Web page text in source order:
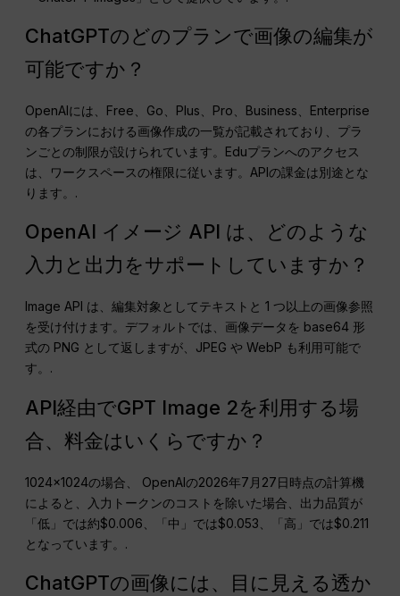
ChatGPTのどのプランで画像の編集が
可能ですか？
OpenAIには、Free、Go、Plus、Pro、Business、Enterprise
の各プランにおける画像作成の一覧が記載されており、プラ
ンごとの制限が設けられています。Eduプランへのアクセス
は、ワークスペースの権限に従います。APIの課金は別途とな
ります。.
OpenAI イメージ API は、どのような
入力と出力をサポートしていますか？
Image API は、編集対象としてテキストと 1 つ以上の画像参照
を受け付けます。デフォルトでは、画像データを base64 形
式の PNG として返しますが、JPEG や WebP も利用可能で
す。.
API経由でGPT Image 2を利用する場
合、料金はいくらですか？
1024×1024の場合、 OpenAIの2026年7月27日時点の計算機
によると、入力トークンのコストを除いた場合、出力品質が
「低」では約$0.006、「中」では$0.053、「高」では$0.211
となっています。.
ChatGPTの画像には、目に見える透か